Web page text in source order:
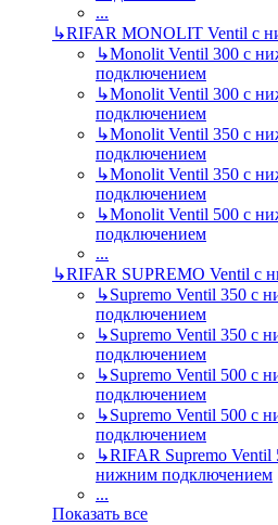
...
↳RIFAR MONOLIT Ventil с
↳Monolit Ventil 300 с
подключением
↳Monolit Ventil 300 с
подключением
↳Monolit Ventil 350 с
подключением
↳Monolit Ventil 350 с
подключением
↳Monolit Ventil 500 с
подключением
...
↳RIFAR SUPREMO Ventil с
↳Supremo Ventil 350 с
подключением
↳Supremo Ventil 350 с
подключением
↳Supremo Ventil 500 с
подключением
↳Supremo Ventil 500 с
подключением
↳RIFAR Supremo
нижним подключением
...
Показать все